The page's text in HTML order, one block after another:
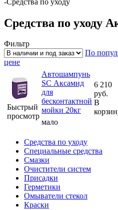
Средства по уходу
Фильтр
По
цене
Быстрый
просмотр
Автошампунь
SC Аксамид
для
бесконтактной
мойки 20кг
мало
6 210
руб.
В
Средства по уходу
Специальные средства
Смазки
Очистители систем
Присадки
Герметики
Омыватели стекол
Краски